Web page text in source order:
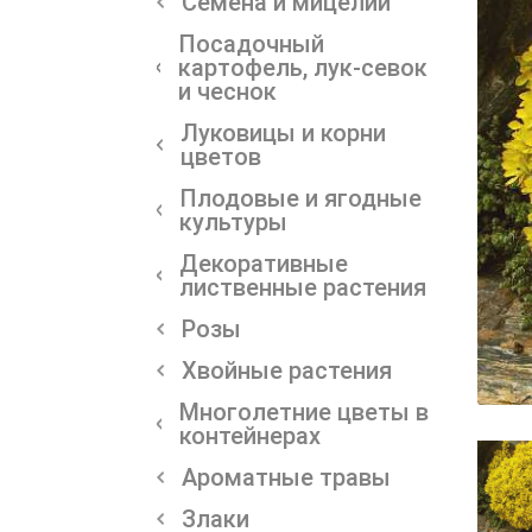
Посадочный
картофель, лук-севок
и чеснок
Луковицы и корни
цветов
Плодовые и ягодные
культуры
Декоративные
лиственные растения
Розы
Хвойные растения
Многолетние цветы в
контейнерах
Ароматные травы
Злаки